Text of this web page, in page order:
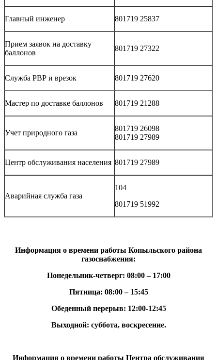
Главный инженер 801719 25837
Прием заявок на доставку
баллонов
801719 27322
Служба РВР и врезок 801719 27620
Мастер по доставке баллонов 801719 21288
Учет природного газа
801719 26098
801719 27989
Центр обслуживания населения 801719 27989
Аварийная служба газа
104
801719 51992
Информация о времени работы Копыльского района
газоснабжения:
Понедельник-четверг: 08:00 – 17:00
Пятница: 08:00 – 15:45
Обеденный перерыв: 12:00-12:45
Выходной: суббота, воскресение.
Информация о времени работы Центра обслуживания